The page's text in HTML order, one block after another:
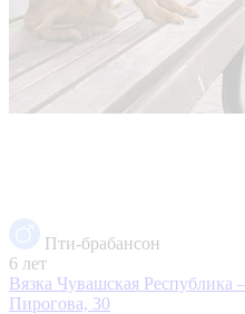
Пти-брабансон
6 лет
Вязка Чувашская
Пирогова, 30